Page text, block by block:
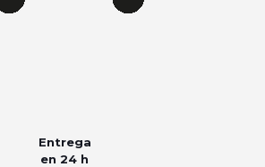
Entrega
en 24 h